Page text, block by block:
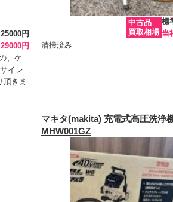
円
円
、ケ
イレ
頂きま
中古品
買取相場
標
当
清掃済み
マキタ(makita) 充電式高圧洗浄
MHW001GZ